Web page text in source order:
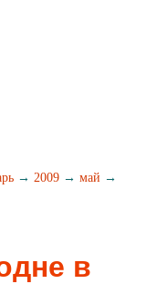
→ 2009 → май →
в